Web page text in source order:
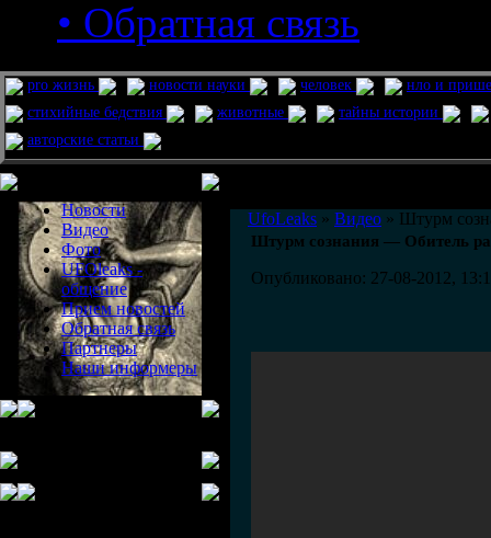
• Обратная связь
pro жизнь новости науки человек
нло и
стихийные бедствия
животные
тайны истории
авторские статьи
Новости
Видео
Фото
UFOleaks -
общение
Прием новостей
Обратная связь
Партнеры
Наши информеры
UfoLeaks » Видео » Штурм
Штурм сознания — Обитель
Опубликовано: 27-08-2012,